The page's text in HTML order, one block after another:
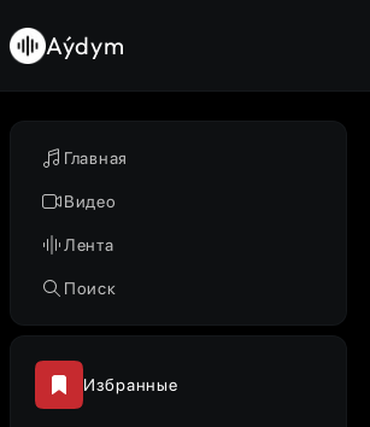
Главная
Видео
Лента
Поиск
Избранные
Aýdym